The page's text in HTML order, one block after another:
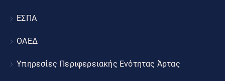
ΕΣΠΑ
ΟΑΕΔ
Υπηρεσίες Περιφερειακής Ενότητας Άρτας